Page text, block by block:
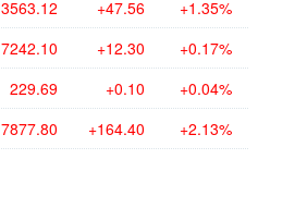
3563.12 +47.56 +1.35%
7242.10 +12.30 +0.17%
229.69 +0.10 +0.04%
7877.80 +164.40 +2.13%